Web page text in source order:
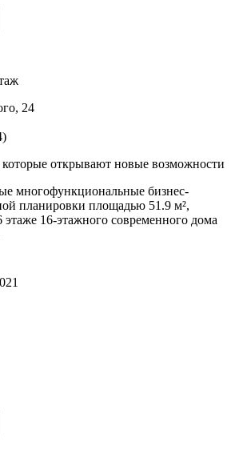
24
открывают новые возможности
многофункциональные бизнес-
планировки площадью 51.9 м²,
16-этажного современного дома